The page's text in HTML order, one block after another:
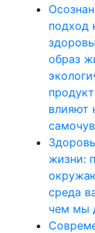
подход
образ
влияют
жизни:
среда
чем мы